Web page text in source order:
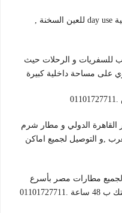
للرحلات اليومية day use للعين السخنة ,
للسفريات و الرحلات حيث
على مساحة داخلية كبيرة
الدولي و مطار شرم
,و التوصيل لجميع اماكن
لجميع مطارات مصر بأسرع